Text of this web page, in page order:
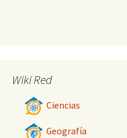
Wiki Red
Ciencias
Geografía